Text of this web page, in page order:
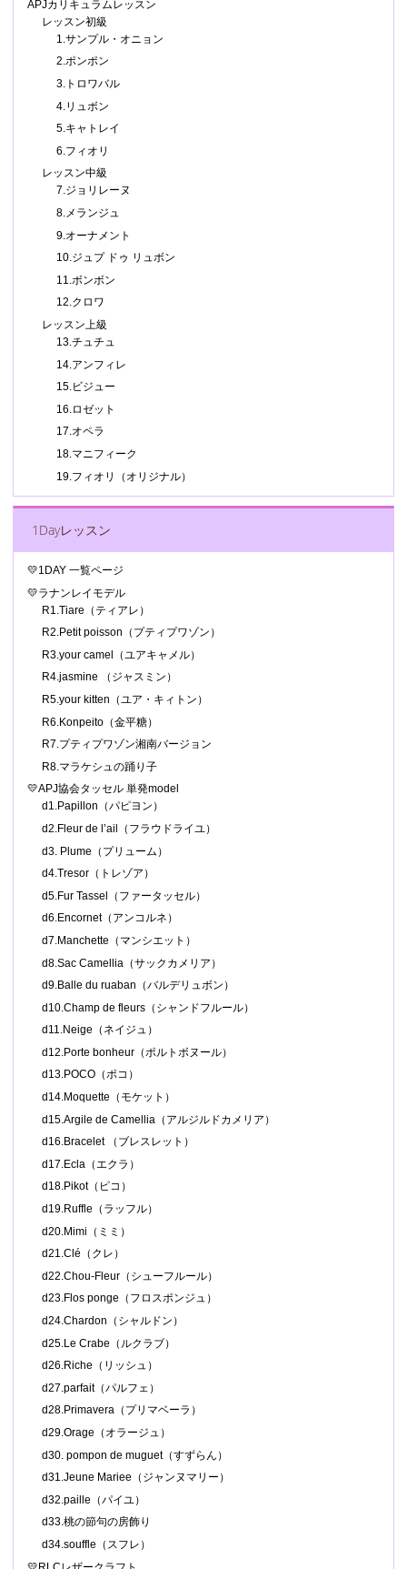
APJカリキュラムレッスン
レッスン初級
1.サンプル・オニョン
2.ポンポン
3.トロワバル
4.リュボン
5.キャトレイ
6.フィオリ
レッスン中級
7.ジョリレーヌ
8.メランジュ
9.オーナメント
10.ジュプ ドゥ リュボン
11.ボンボン
12.クロワ
レッスン上級
13.チュチュ
14.アンフィレ
15.ビジュー
16.ロゼット
17.オペラ
18.マニフィーク
19.フィオリ（オリジナル）
1Dayレッスン
💛1DAY 一覧ページ
💛ラナンレイモデル
R1.Tiare（ティアレ）
R2.Petit poisson（プティプワゾン）
R3.your camel（ユアキャメル）
R4.jasmine （ジャスミン）
R5.your kitten（ユア・キィトン）
R6.Konpeito（金平糖）
R7.プティプワゾン湘南バージョン
R8.マラケシュの踊り子
💛APJ協会タッセル 単発model
d1.Papillon（パピヨン）
d2.Fleur de l’ail（フラウドライユ）
d3. Plume（プリューム）
d4.Tresor（トレゾア）
d5.Fur Tassel（ファータッセル）
d6.Encornet（アンコルネ）
d7.Manchette（マンシエット）
d8.Sac Camellia（サックカメリア）
d9.Balle du ruaban（バルデリュボン）
d10.Champ de fleurs（シャンドフルール）
d11.Neige（ネイジュ）
d12.Porte bonheur（ポルトボヌール）
d13.POCO（ポコ）
d14.Moquette（モケット）
d15.Argile de Camellia（アルジルドカメリア）
d16.Bracelet （ブレスレット）
d17.Ecla（エクラ）
d18.Pikot（ピコ）
d19.Ruffle（ラッフル）
d20.Mimi（ミミ）
d21.Clé（クレ）
d22.Chou-Fleur（シューフルール）
d23.Flos ponge（フロスポンジュ）
d24.Chardon（シャルドン）
d25.Le Crabe（ルクラブ）
d26.Riche（リッシュ）
d27.parfait（パルフェ）
d28.Primavera（プリマベーラ）
d29.Orage（オラージュ）
d30. pompon de muguet（すずらん）
d31.Jeune Mariee（ジャンヌマリー）
d32.paille（パイユ）
d33.桃の節句の房飾り
d34.souffle（スフレ）